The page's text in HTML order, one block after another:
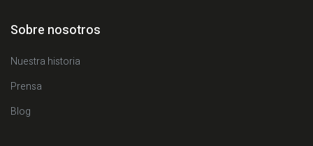
Sobre nosotros
Nuestra historia
Prensa
Blog